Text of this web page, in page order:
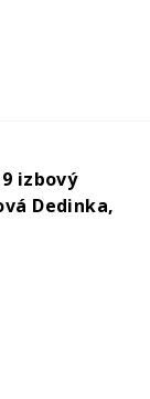
izbový
Dedinka,